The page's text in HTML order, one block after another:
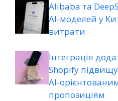
Alibaba та
AI-моделей у
витрати
Інтеграція
Shopify
AI-
пропозиціям